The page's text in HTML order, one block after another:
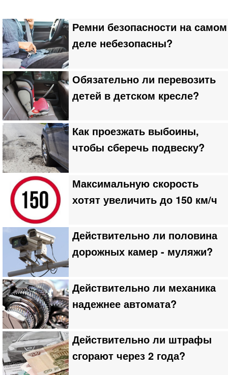
Ремни безопасности на самом
деле небезопасны?
Обязательно ли перевозить
детей в детском кресле?
Как проезжать выбоины,
чтобы сберечь подвеску?
Максимальную скорость
хотят увеличить до 150 км/ч
Действительно ли половина
дорожных камер - муляжи?
Действительно ли механика
надежнее автомата?
Действительно ли штрафы
сгорают через 2 года?